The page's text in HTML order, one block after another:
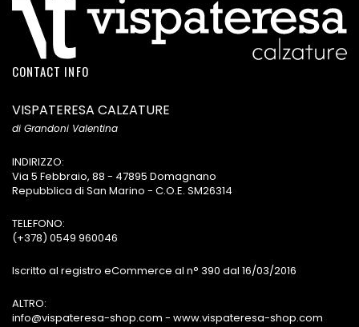
CONTACT INFO
VISPATERESA CALZATURE
di Grandoni Valentina
INDIRIZZO:
Via 5 Febbraio, 88 - 47895 Domagnano
Repubblica di San Marino - C.O.E. SM26314
TELEFONO:
(+378) 0549 960046
Iscritto al registro eCommerce al n° 390 dal 16/03/2016
ALTRO:
info@vispateresa-shop.com - www.vispateresa-shop.com